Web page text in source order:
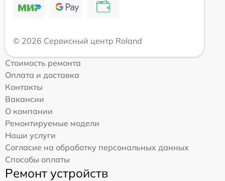
© 2026 Сервисный центр Roland
Стоимость ремонта
Оплата и доставка
Контакты
Вакансии
О компании
Ремонтируемые модели
Наши услуги
Согласие на обработку персональных данных
Способы оплаты
Ремонт устройств